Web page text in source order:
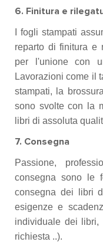
6. Finitura e
I fogli stampati
reparto di finitura e
per l'unione con
Lavorazioni come il
stampati, la
sono svolte con la
libri di assoluta
7. Consegna
Passione,
consegna sono le
consegna dei libri
esigenze e
individuale dei libri,
richiesta ..).